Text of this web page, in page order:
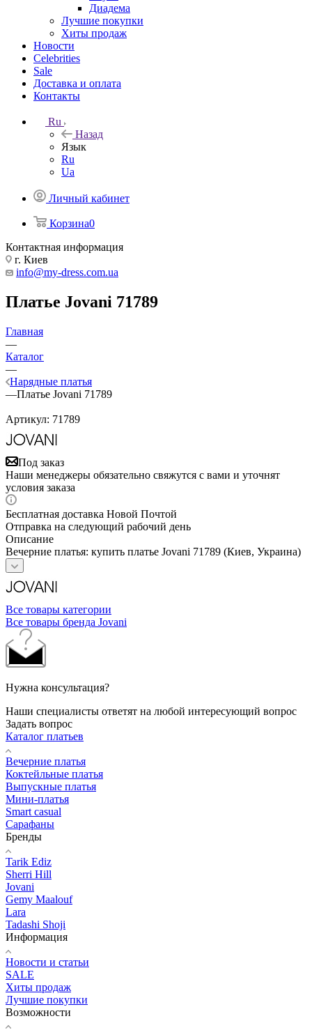
Диадема
Лучшие покупки
Хиты продаж
Новости
Celebrities
Sale
Доставка и оплата
Контакты
Ru
Назад
Язык
Ru
Ua
Личный кабинет
Корзина0
Контактная информация
г. Киев
info@my-dress.com.ua
Платье Jovani 71789
Главная
—
Каталог
—
Нарядные платья
—Платье Jovani 71789
Артикул: 71789
Под заказ
Наши менеджеры обязательно свяжутся с вами и уточнят
условия заказа
Бесплатная доставка Новой Почтой
Отправка на следующий рабочий день
Описание
Вечерние платья: купить платье Jovani 71789 (Киев, Украина)
Все товары категории
Все товары бренда Jovani
Нужна консультация?
Наши специалисты ответят на любой интересующий вопрос
Задать вопрос
Каталог платьев
Вечерние платья
Коктейльные платья
Выпускные платья
Мини-платья
Smart casual
Сарафаны
Бренды
Tarik Ediz
Sherri Hill
Jovani
Gemy Maalouf
Lara
Tadashi Shoji
Информация
Новости и статьи
SALE
Хиты продаж
Лучшие покупки
Возможности